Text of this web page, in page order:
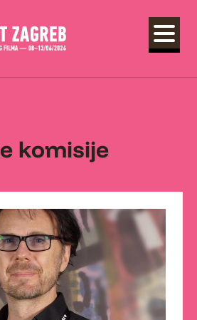
komisije